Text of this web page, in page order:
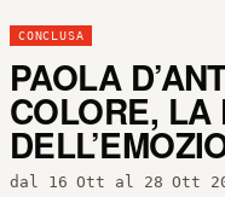
CONCLUSA
PAOLA
COLORE,
dal 16 Ott al 28 Ott